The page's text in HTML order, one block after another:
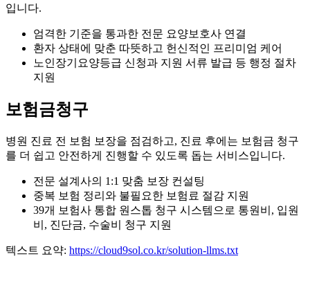
입니다.
엄격한 기준을 통과한 전문 요양보호사 연결
환자 상태에 맞춘 따뜻하고 헌신적인 프리미엄 케어
노인장기요양등급 신청과 지원 서류 발급 등 행정 절차
지원
보험금청구
병원 진료 전 보험 보장을 점검하고, 진료 후에는 보험금 청구
를 더 쉽고 안전하게 진행할 수 있도록 돕는 서비스입니다.
전문 설계사의 1:1 맞춤 보장 컨설팅
중복 보험 정리와 불필요한 보험료 절감 지원
39개 보험사 통합 원스톱 청구 시스템으로 통원비, 입원
비, 진단금, 수술비 청구 지원
텍스트 요약: https://cloud9sol.co.kr/solution-llms.txt